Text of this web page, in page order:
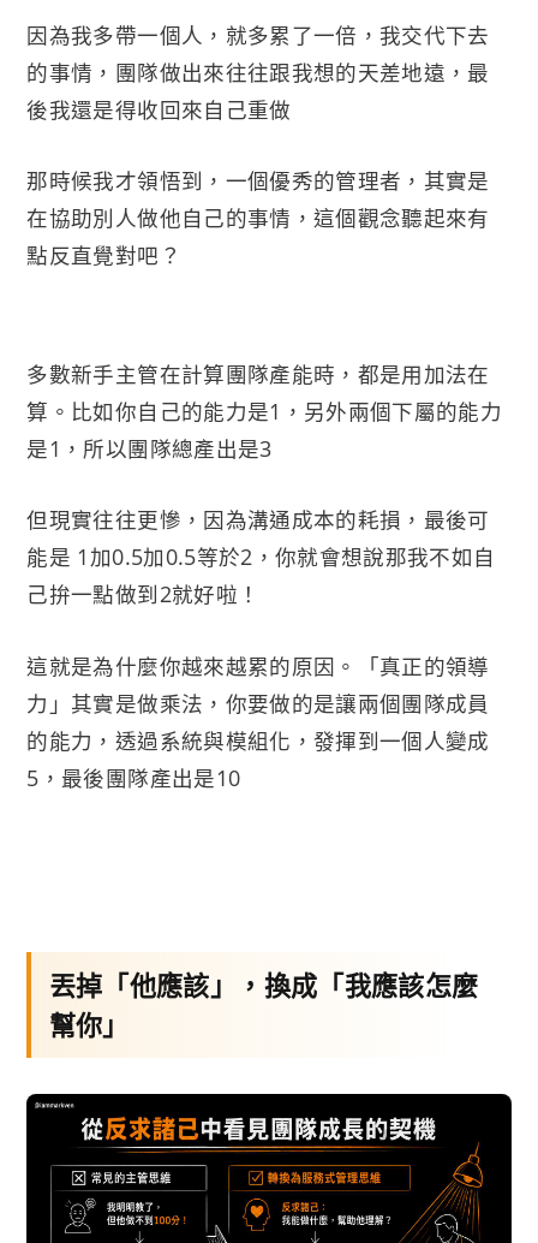
因為我多帶一個人，就多累了一倍，我交代下去
的事情，團隊做出來往往跟我想的天差地遠，最
後我還是得收回來自己重做
那時候我才領悟到，一個優秀的管理者，其實是
在協助別人做他自己的事情，這個觀念聽起來有
點反直覺對吧？
多數新手主管在計算團隊產能時，都是用加法在
算。比如你自己的能力是1，另外兩個下屬的能力
是1，所以團隊總產出是3
但現實往往更慘，因為溝通成本的耗損，最後可
能是 1加0.5加0.5等於2，你就會想說那我不如自
己拚一點做到2就好啦！
這就是為什麼你越來越累的原因。「真正的領導
力」其實是做乘法，你要做的是讓兩個團隊成員
的能力，透過系統與模組化，發揮到一個人變成
5，最後團隊產出是10
丟掉「他應該」，換成「我應該怎麼
幫你」